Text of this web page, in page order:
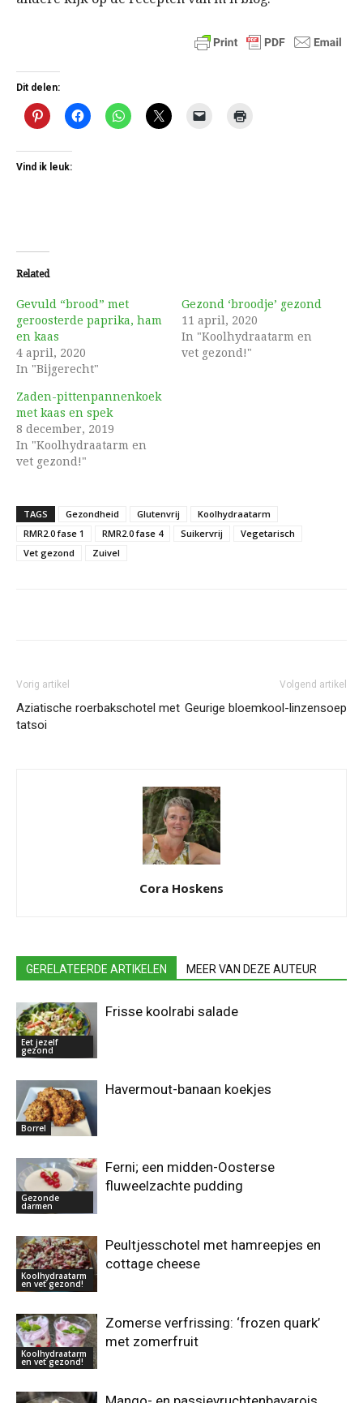
Dit delen:
Vind ik leuk:
Related
Gevuld “brood” met
geroosterde paprika, ham
en kaas
4 april, 2020
In "Bijgerecht"
Gezond ‘broodje’ gezond
11 april, 2020
In "Koolhydraatarm en
vet gezond!"
Zaden-pittenpannenkoek
met kaas en spek
8 december, 2019
In "Koolhydraatarm en
vet gezond!"
TAGS Gezondheid Glutenvrij
Koolhydraatarm
RMR2.0 fase 1
RMR2.0 fase 4 Suikervrij
Vegetarisch
Vet gezond
Zuivel
Vorig artikel
Aziatische roerbakschotel met
tatsoi
Volgend artikel
Geurige bloemkool-linzensoep
Cora Hoskens
GERELATEERDE ARTIKELEN MEER VAN DEZE AUTEUR
Eet jezelf
gezond
Frisse koolrabi salade
Borrel
Havermout-banaan koekjes
Gezonde
darmen
Ferni; een midden-Oosterse
fluweelzachte pudding
Koolhydraatarm
en vet gezond!
Peultjesschotel met hamreepjes en
cottage cheese
Koolhydraatarm
en vet gezond!
Zomerse verfrissing: ‘frozen quark’
met zomerfruit